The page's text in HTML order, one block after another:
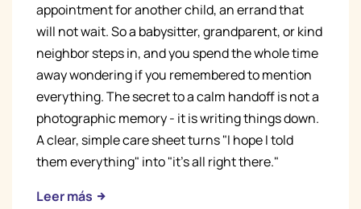
appointment for another child, an errand that
will not wait. So a babysitter, grandparent, or kind
neighbor steps in, and you spend the whole time
away wondering if you remembered to mention
everything. The secret to a calm handoff is not a
photographic memory - it is writing things down.
A clear, simple care sheet turns "I hope I told
them everything" into "it's all right there."
Leer más